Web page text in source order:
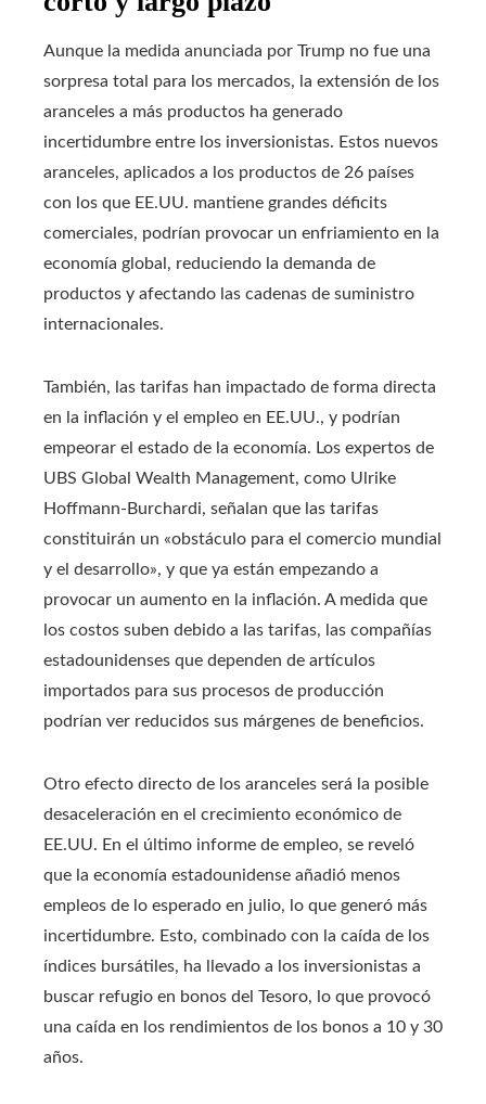
Aunque la medida anunciada por Trump no fue una
sorpresa total para los mercados, la extensión de los
aranceles a más productos ha generado
incertidumbre entre los inversionistas. Estos nuevos
aranceles, aplicados a los productos de 26 países
con los que EE.UU. mantiene grandes déficits
comerciales, podrían provocar un enfriamiento en la
economía global, reduciendo la demanda de
productos y afectando las cadenas de suministro
internacionales.
También, las tarifas han impactado de forma directa
en la inflación y el empleo en EE.UU., y podrían
empeorar el estado de la economía. Los expertos de
UBS Global Wealth Management, como Ulrike
Hoffmann-Burchardi, señalan que las tarifas
constituirán un «obstáculo para el comercio mundial
y el desarrollo», y que ya están empezando a
provocar un aumento en la inflación. A medida que
los costos suben debido a las tarifas, las compañías
estadounidenses que dependen de artículos
importados para sus procesos de producción
podrían ver reducidos sus márgenes de beneficios.
Otro efecto directo de los aranceles será la posible
desaceleración en el crecimiento económico de
EE.UU. En el último informe de empleo, se reveló
que la economía estadounidense añadió menos
empleos de lo esperado en julio, lo que generó más
incertidumbre. Esto, combinado con la caída de los
índices bursátiles, ha llevado a los inversionistas a
buscar refugio en bonos del Tesoro, lo que provocó
una caída en los rendimientos de los bonos a 10 y 30
años.